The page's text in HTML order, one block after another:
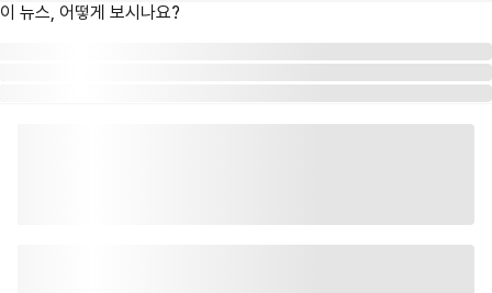
이 뉴스, 어떻게 보시나요?